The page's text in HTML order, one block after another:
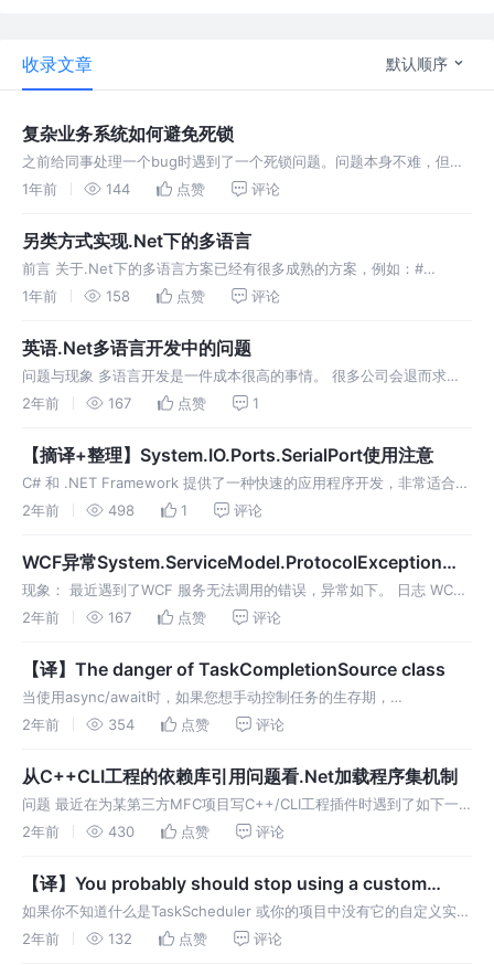
收录文章 默认顺序
复杂业务系统如何避免死锁
之前给同事处理一个bug时遇到了一个死锁问题。问题本身不难，但是
通过这个可以说明我们系统设计时如何避免死锁的发生。 大概的伪代码
理 死锁
1年前 144 点赞 评论
另类方式实现.Net下的多语言
前言 关于.Net下的多语言方案已经有很多成熟的方案，例如：#
Avalonia 国际化之路：Resx 资源文件的深度应用与探索，或者#
1年前 158 点赞 评论
英语.Net多语言开发中的问题
问题与现象 多语言开发是一件成本很高的事情。 很多公司会退而求其
次选择只开发英文版本的软件分发到不同国家，但这里仍存在不同问
中，我们会把
2年前 167 点赞 1
【摘译+整理】System.IO.Ports.SerialPort使用注意
C# 和 .NET Framework 提供了一种快速的应用程序开发，非常适合需
要随着硬件设计的发展跟踪不断变化的需求的早期开发。在大多数方面
2年前 498 1 评论
WCF异常System.ServiceModel.ProtocolException问
题处理
现象： 最近遇到了WCF 服务无法调用的错误，异常如下。 日志 WCF
的问题一般需要对框架比较熟悉，有时难以定位。第一眼找不到原因的
记
2年前 167 点赞 评论
【译】The danger of TaskCompletionSource class
当使用async/await时，如果您想手动控制任务的生存期，
TaskCompletionSource<T>类是一个非常有用的工具。下面是
2年前 354 点赞 评论
从C++CLI工程的依赖库引用问题看.Net加载程序集机制
问题 最近在为某第三方MFC项目写C++/CLI工程插件时遇到了如下一
个问题： MFC的工程不允许把.Net的依赖程序集放到执行程序的目录
2年前 430 点赞 评论
【译】You probably should stop using a custom
TaskScheduler
如果你不知道什么是TaskScheduler 或你的项目中没有它的自定义实
现，你可能可以跳过这篇文章。但如果你不知道它是什么，但你的项目
2年前 132 点赞 评论